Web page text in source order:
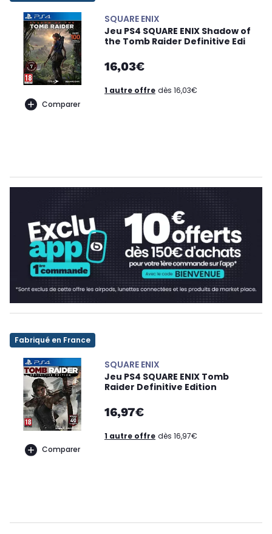
Comparer
SQUARE ENIX
Jeu PS4 SQUARE ENIX Shadow of
the Tomb Raider Definitive Edi
16,03€
1 autre offre dès 16,03€
Fabriqué en France
Comparer
SQUARE ENIX
Jeu PS4 SQUARE ENIX Tomb
Raider Definitive Edition
16,97€
1 autre offre dès 16,97€